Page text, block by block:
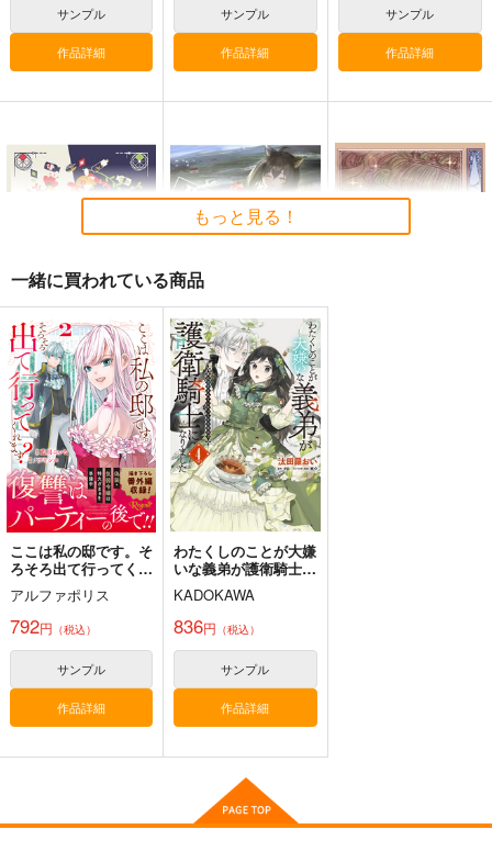
東方剛欲異聞～水没し
た沈愁地獄
黄昏フロンティア
（税込）
サンプル
カート
東方紅魔郷～
the Embodiment of
Scarlet Devil～
上海アリス幻樂団
1,100円（税込）
サンプル
カート
Clutch Shooter #05
Silver Forest
霊長新益
京 ～ Artificial Utopia
in Ruins.
上海アリス幻樂団
円（税込）
サンプル
作品詳細
サンプル
作品詳細
サンプル
作品詳細
日常魔術の理論と実践
Cafe Rainbird
2,200 円（税込）
サンプル
作品詳細
Rest in Tones
glitch@SoundStudio
880円（税込）
サンプル
作品詳細
2,672
吉日
787 上海アリス幻樂団
もっと見る！
一緒に買われている商品
ここは私の邸です。そ
ろそろ出て行ってくれ
ます? 2
アルファポリス
792円 （税込）
サンプル
作品詳細
わたくしのことが大嫌
いな義弟が護衛騎士に
なりました 実は溺愛
されていたって本当な
の!? 4
KADOKAWA
836円 （税込）
サンプル
作品詳細